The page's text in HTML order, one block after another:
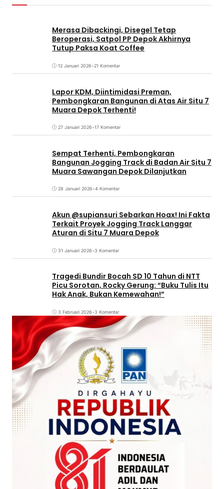
Merasa Dibackingi, Disegel Tetap
Beroperasi, Satpol PP Depok Akhirnya
Tutup Paksa Koat Coffee
12 Januari 2026•21 Komentar
Lapor KDM, Diintimidasi Preman,
Pembongkaran Bangunan di Atas Air Situ 7
Muara Depok Terhenti!
27 Januari 2026•17 Komentar
Sempat Terhenti, Pembongkaran
Bangunan Jogging Track di Badan Air Situ 7
Muara Sawangan Depok Dilanjutkan
28 Januari 2026•4 Komentar
Akun @supiansuri Sebarkan Hoax! Ini Fakta
Terkait Proyek Jogging Track Langgar
Aturan di Situ 7 Muara Depok
31 Januari 2026•3 Komentar
Tragedi Bundir Bocah SD 10 Tahun di NTT
Picu Sorotan, Rocky Gerung: “Buku Tulis Itu
Hak Anak, Bukan Kemewahan!”
3 Februari 2026•3 Komentar